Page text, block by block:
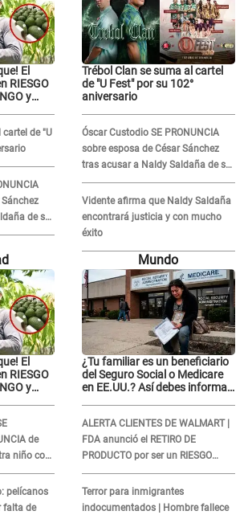
El
RIESGO
y
de "U
de ser
dejo en
Trébol Clan se suma al cartel
de "U Fest" por su 102°
aniversario
Óscar Custodio SE PRONUNCIA
sobre esposa de César Sánchez
tras acusar a Naldy Saldaña de ser
PAREJA del músico: "Lo dejo en
manos de la justicia"
Vidente afirma que Naldy Saldaña
encontrará justicia y con mucho
éxito
El
RIESGO
y
de
niño con
pelícanos
falta de
Mundo
¿Tu familiar es un beneficiario
del Seguro Social o Medicare
en EE.UU.? Así debes informar
ALERTA CLIENTES DE WALMART |
FDA anunció el RETIRO DE
PRODUCTO por ser un RIESGO
MORTAL para consumidores: ¿Cuál
es?
Terror para inmigrantes
indocumentados | Hombre fallece